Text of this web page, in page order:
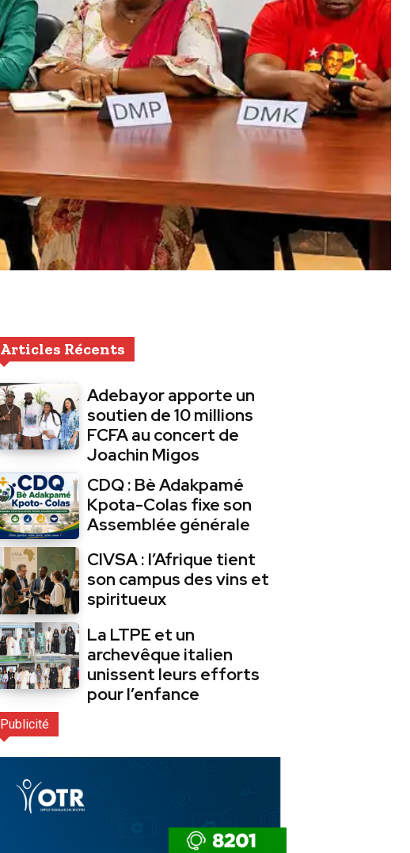
Articles Récents
Adebayor apporte un
soutien de 10 millions
FCFA au concert de
Joachin Migos
CDQ : Bè Adakpamé
Kpota-Colas fixe son
Assemblée générale
CIVSA : l’Afrique tient
son campus des vins et
spiritueux
La LTPE et un
archevêque italien
unissent leurs efforts
pour l’enfance
Publicité